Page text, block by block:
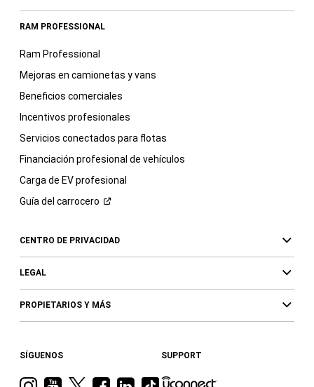
RAM PROFESSIONAL
Ram Professional
Mejoras en camionetas y vans
Beneficios comerciales
Incentivos profesionales
Servicios conectados para flotas
Financiación profesional de vehículos
Carga de EV profesional
Guía del carrocero
CENTRO DE PRIVACIDAD
LEGAL
PROPIETARIOS Y MÁS
SÍGUENOS SUPPORT